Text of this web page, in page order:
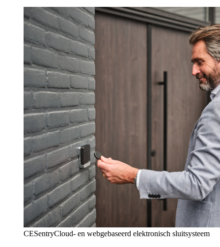
CESentryCloud- en webgebaseerd elektronisch sluitsysteem